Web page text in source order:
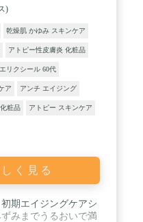
)
乾燥肌 かゆみ スキンケア
アトピー性皮膚炎 化粧品
エリクシール 60代
ア アンチ エイジング
粧品 アトピー スキンケア
く見る
期エイジングケアシ
みまでうるおいで満